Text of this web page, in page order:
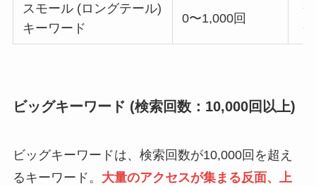
スモール (ロングテール)
キーワード
0〜1,000回
ビッグキーワード (検索回数：10,000回以上)
ビッグキーワードは、検索回数が10,000回を超え
るキーワード。 大量のアクセスが集まる反面、上